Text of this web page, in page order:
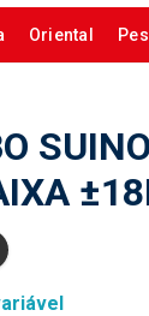
Oriental